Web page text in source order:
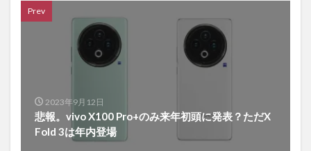
Prev
2023年9月12日
悲報。vivo X100 Pro+のみ来年初頭に発表？ただX
Fold 3は年内登場